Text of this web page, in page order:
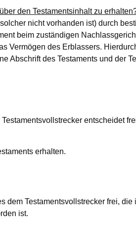
den Testamentsinhalt zu
nicht vorhanden ist) durch
beim zuständigen
Vermögen des Erblassers.
Abschrift des Testaments und der
entscheidet
erhalten.
dem Testamentsvollstrecker frei, die
ist.